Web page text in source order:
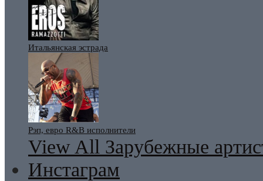
Итальянская эстрада
Рэп, евро R&B исполнители
View All Зарубежные
Инстаграм